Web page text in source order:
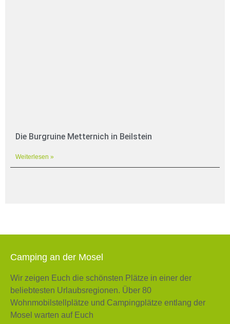
Die Burgruine Metternich in Beilstein
Weiterlesen »
Camping an der Mosel
Wir zeigen Euch die schönsten Plätze in einer der
beliebtesten Urlaubsregionen. Über 80
Wohnmobilstellplätze und Campingplätze entlang der
Mosel warten auf Euch